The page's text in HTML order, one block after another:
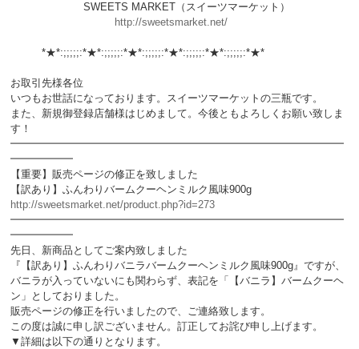
SWEETS MARKET（スイーツマーケット）
http://sweetsmarket.net/
*★*:;;;;;:*★*:;;;;;:*★*:;;;;;:*★*:;;;;;:*★*:;;;;;:*★*
お取引先様各位
いつもお世話になっております。スイーツマーケットの三瓶です。
また、新規御登録店舗様はじめまして。今後ともよろしくお願い致しま
す！
━━━━━━━━━━━━━━━━━━━━━━━━━━━━━━━━
━━━━━━
【重要】販売ページの修正を致しました
【訳あり】ふんわりバームクーヘンミルク風味900g
http://sweetsmarket.net/product.php?id=273
━━━━━━━━━━━━━━━━━━━━━━━━━━━━━━━━
━━━━━━
先日、新商品としてご案内致しました
『【訳あり】ふんわりバニラバームクーヘンミルク風味900g』ですが、
バニラが入っていないにも関わらず、表記を「【バニラ】バームクーヘ
ン」としておりました。
販売ページの修正を行いましたので、ご連絡致します。
この度は誠に申し訳ございません。訂正してお詫び申し上げます。
▼詳細は以下の通りとなります。